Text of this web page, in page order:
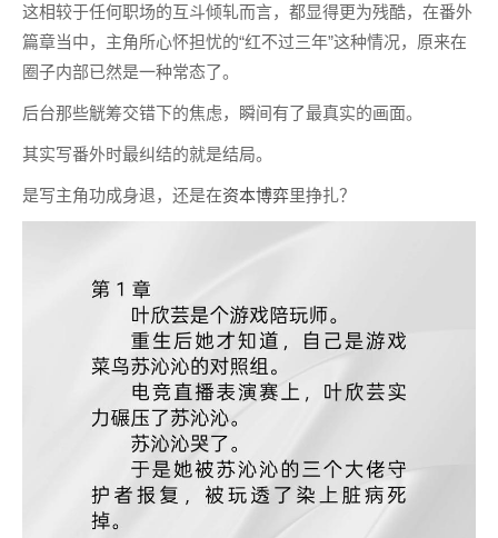
这相较于任何职场的互斗倾轧而言，都显得更为残酷，在番外
篇章当中，主角所心怀担忧的“红不过三年”这种情况，原来在
圈子内部已然是一种常态了。
后台那些觥筹交错下的焦虑，瞬间有了最真实的画面。
其实写番外时最纠结的就是结局。
是写主角功成身退，还是在资本博弈里挣扎？